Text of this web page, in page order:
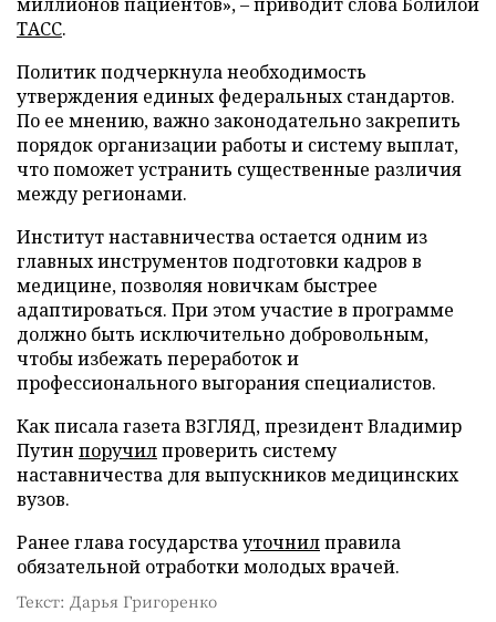
ТАСС.
Политик подчеркнула необходимость
утверждения единых федеральных стандартов.
По ее мнению, важно законодательно закрепить
порядок организации работы и систему выплат,
что поможет устранить существенные различия
между регионами.
Институт наставничества остается одним из
главных инструментов подготовки кадров в
медицине, позволяя новичкам быстрее
адаптироваться. При этом участие в программе
должно быть исключительно добровольным,
чтобы избежать переработок и
профессионального выгорания специалистов.
Как писала газета ВЗГЛЯД, президент Владимир
Путин поручилпроверить систему
наставничества для выпускников медицинских
вузов.
Ранее глава государствауточнилправила
обязательной отработки молодых врачей.
Текст: Дарья Григоренко